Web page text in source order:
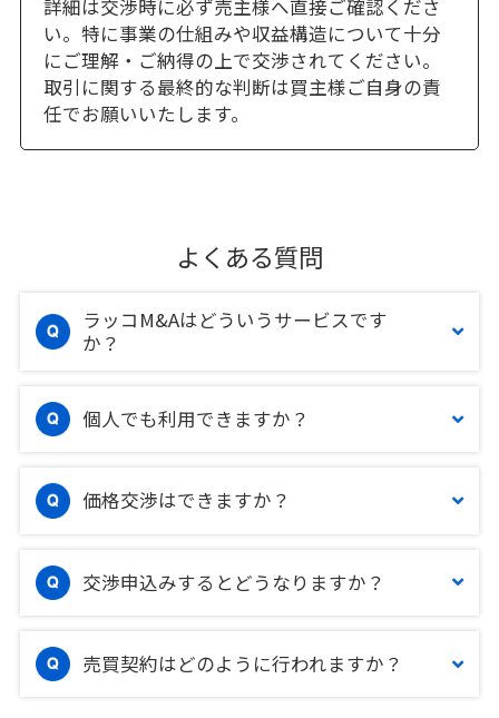
詳細は交渉時に必ず売主様へ直接ご確認くださ
い。特に事業の仕組みや収益構造について十分
にご理解・ご納得の上で交渉されてください。
取引に関する最終的な判断は買主様ご自身の責
任でお願いいたします。
よくある質問
ラッコM&Aはどういうサービスです
か？
個人でも利用できますか？
価格交渉はできますか？
交渉申込みするとどうなりますか？
売買契約はどのように行われますか？